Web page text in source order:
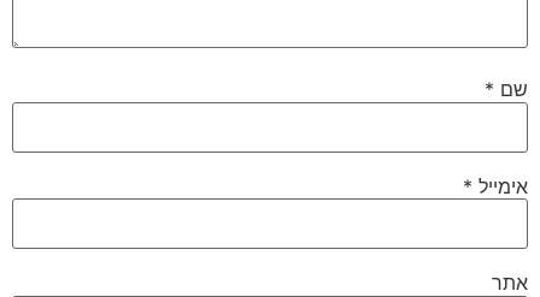
שם *
אימייל *
אתר